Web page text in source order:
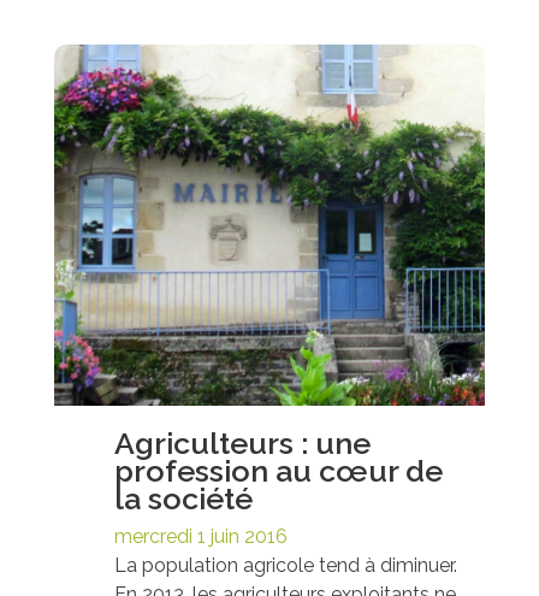
Agriculteurs : une
profession au cœur de
la société
mercredi 1 juin 2016
La population agricole tend à diminuer.